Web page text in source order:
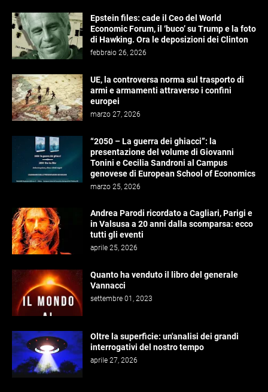
Epstein files: cade il Ceo del World
Economic Forum, il ‘buco’ su Trump e la foto
di Hawking. Ora le deposizioni dei Clinton
febbraio 26, 2026
UE, la controversa norma sul trasporto di
armi e armamenti attraverso i confini
europei
marzo 27, 2026
“2050 – La guerra dei ghiacci”: la
presentazione del volume di Giovanni
Tonini e Cecilia Sandroni al Campus
genovese di European School of Economics
marzo 25, 2026
Andrea Parodi ricordato a Cagliari, Parigi e
in Valsusa a 20 anni dalla scomparsa: ecco
tutti gli eventi
aprile 25, 2026
Quanto ha venduto il libro del generale
Vannacci
settembre 01, 2023
Oltre la superficie: un'analisi dei grandi
interrogativi del nostro tempo
aprile 27, 2026